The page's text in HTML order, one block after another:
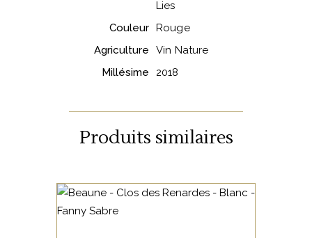
Lies
Couleur Rouge
Agriculture
Vin Nature
Millésime
2018
Produits similaires